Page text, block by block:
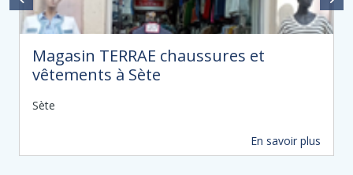
Magasin TERRAE chaussures et
vêtements à Sète
Sète
En savoir plus